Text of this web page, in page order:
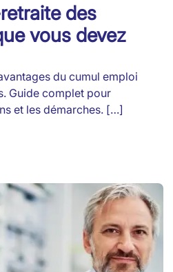
des
vous devez
du cumul emploi
Guide complet pour
et les démarches. […]